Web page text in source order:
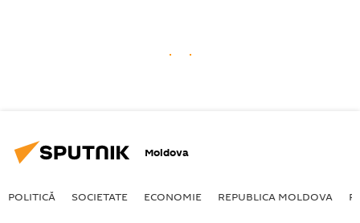
Moldova
POLITICĂ SOCIETATE ECONOMIE REPUBLICA MOLDOVA